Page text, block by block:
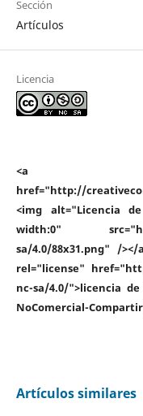
Sección
Artículos
Licencia
<a
href="http://
<img alt="Licencia
width:0"
sa/4.0/88x31.png" /
rel="license"
nc-sa/4.0/">licencia
NoComercial-
Artículos similares